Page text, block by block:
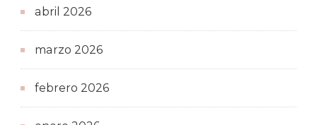
abril 2026
marzo 2026
febrero 2026